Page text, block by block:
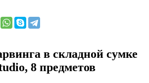
в складной сумке
8 предметов